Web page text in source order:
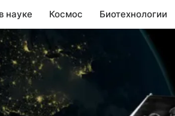
науке Космос Биотехнологии